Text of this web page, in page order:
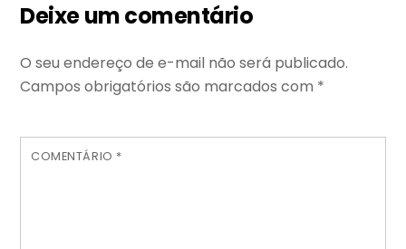
Deixe um comentário
O seu endereço de e-mail não será publicado.
Campos obrigatórios são marcados com *
COMENTÁRIO *